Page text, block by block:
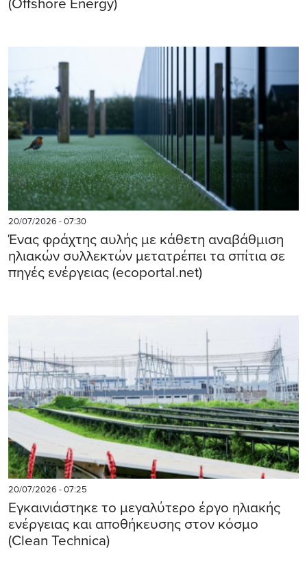
(Offshore Energy)
20/07/2026 - 07:30
Ένας φράχτης αυλής με κάθετη αναβάθμιση
ηλιακών συλλεκτών μετατρέπει τα σπίτια σε
πηγές ενέργειας (ecoportal.net)
20/07/2026 - 07:25
Εγκαινιάστηκε το μεγαλύτερο έργο ηλιακής
ενέργειας και αποθήκευσης στον κόσμο
(Clean Technica)